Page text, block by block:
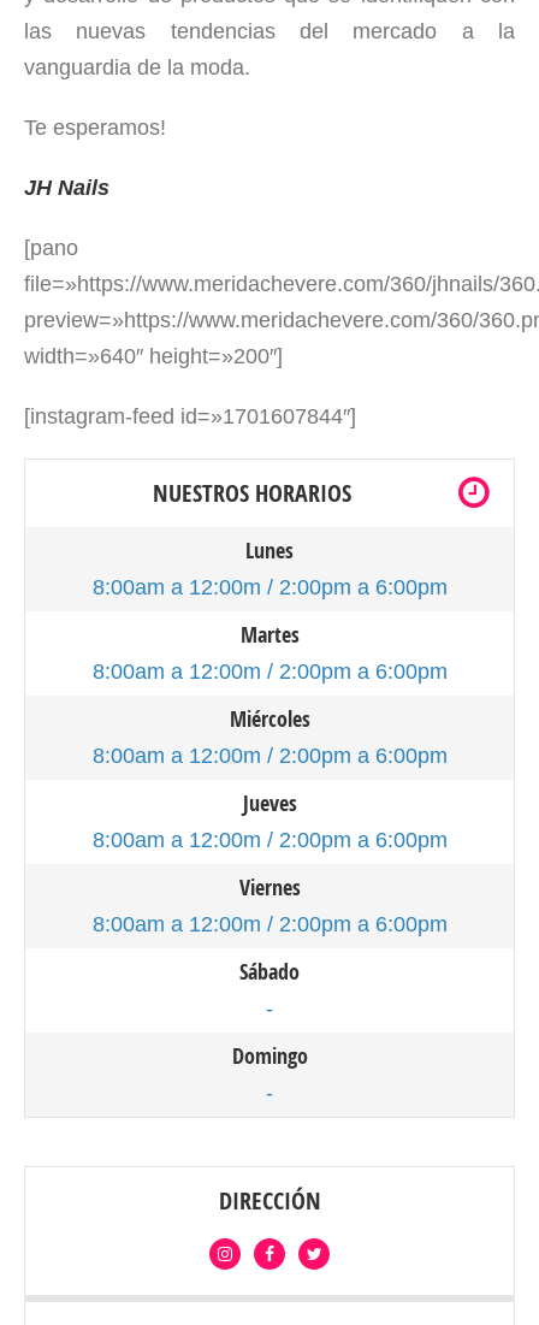
las nuevas tendencias del mercado a la
vanguardia de la moda.
Te esperamos!
JH Nails
[pano
file=»https://www.meridachevere.com/360/jhnails/
preview=»https://www.meridachevere.com/360/
width=»640″ height=»200″]
[instagram-feed id=»1701607844″]
NUESTROS HORARIOS
Lunes
8:00am a 12:00m / 2:00pm a 6:00pm
Martes
8:00am a 12:00m / 2:00pm a 6:00pm
Miércoles
8:00am a 12:00m / 2:00pm a 6:00pm
Jueves
8:00am a 12:00m / 2:00pm a 6:00pm
Viernes
8:00am a 12:00m / 2:00pm a 6:00pm
Sábado
-
Domingo
-
DIRECCIÓN